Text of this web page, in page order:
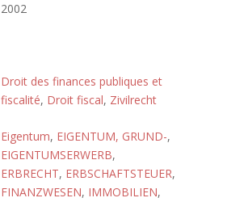
2002
Droit des finances publiques et
fiscalité, Droit fiscal, Zivilrecht
Eigentum, EIGENTUM, GRUND-,
EIGENTUMSERWERB,
ERBRECHT, ERBSCHAFTSTEUER,
FINANZWESEN, IMMOBILIEN,